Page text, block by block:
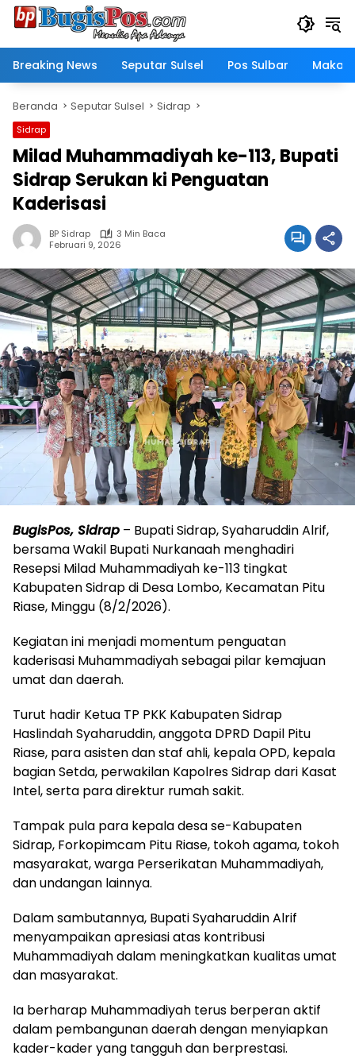
Langsung
Breaking News
Seputar Sulsel Pos Sulbar
Beranda Seputar Sulsel Sidrap
Sidrap
Milad Muhammadiyah ke-113, Bupati
Sidrap Serukan ki Penguatan
Kaderisasi
BP Sidrap
3 Min Baca
Februari 9, 2026
BugisPos, Sidrap – Bupati Sidrap, Syaharuddin Alrif,
bersama Wakil Bupati Nurkanaah menghadiri
Resepsi Milad Muhammadiyah ke-113 tingkat
Kabupaten Sidrap di Desa Lombo, Kecamatan Pitu
Riase, Minggu (8/2/2026).
Kegiatan ini menjadi momentum penguatan
kaderisasi Muhammadiyah sebagai pilar kemajuan
umat dan daerah.
Turut hadir Ketua TP PKK Kabupaten Sidrap
Haslindah Syaharuddin, anggota DPRD Dapil Pitu
Riase, para asisten dan staf ahli, kepala OPD, kepala
bagian Setda, perwakilan Kapolres Sidrap dari Kasat
Intel, serta para direktur rumah sakit.
Tampak pula para kepala desa se-Kabupaten
Sidrap, Forkopimcam Pitu Riase, tokoh agama, tokoh
masyarakat, warga Perserikatan Muhammadiyah,
dan undangan lainnya.
Dalam sambutannya, Bupati Syaharuddin Alrif
menyampaikan apresiasi atas kontribusi
Muhammadiyah dalam meningkatkan kualitas umat
dan masyarakat.
Ia berharap Muhammadiyah terus berperan aktif
dalam pembangunan daerah dengan menyiapkan
kader-kader yang tangguh dan berprestasi.